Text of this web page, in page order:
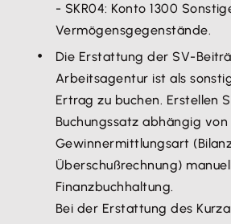
Ist-Entgelt bei Kurzarbeit:
Ausgefallenes Bruttoentgelt:
Der Mitarbeiter hat am 01.01.
angenommen, in dem er 400
Ergebnis: Weil die Nebentätigkeit
Kurzarbeit aufgenommen wurde,
in Höhe von 400 EUR nicht auf
anzurechnen. Das
Nebenjob nicht gekürzt.
Beachten Sie:
Mit Ausspruch der Kündigung oder
abgeschlossenem
den Arbeitnehmer/ die
Kurzarbeitergeld mehr ausbezahlt
Maßgeblich ist hier das Datum der
Kündigung oder des
deren Wirksamkeit. Beispiel:
geschlossen am 24.06.2021 zum
- SKR04: Konto 1300
Vermögensgegenstände.
Die Erstattung der SV-
Arbeitsagentur ist als
Ertrag zu buchen. Erstellen
Buchungssatz abhängig von
Gewinnermittlungsart
Überschußrechnung)
Finanzbuchhaltung.
Bei der Erstattung des